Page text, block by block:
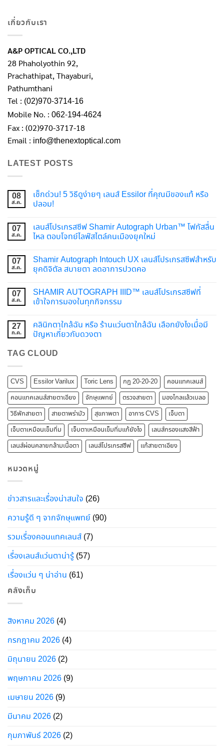
เกี่ยวกับเรา
A&P OPTICAL CO.,LTD
28 Phaholyothin 92,
Prachathipat, Thayaburi,
Pathumthani
Tel : (02)970-3714-16
Mobile No. : 062-194-4624
Fax : (02)970-3717-18
Email : info@thenextoptical.com
LATEST POSTS
08
ส.ค.
เช็กด่วน! 5 วิธีดูง่ายๆ เลนส์ Essilor ที่คุณมีของแท้ หรือ
ปลอม!
07
ส.ค.
เลนส์โปรเกรสซีฟ Shamir Autograph Urban™ โฟกัสลื่น
ไหล ตอบโจทย์ไลฟ์สไตล์คนเมืองยุคใหม่
07
ส.ค.
Shamir Autograph Intouch UX เลนส์โปรเกรสซีฟสำหรับ
ยุคดิจิตัล สบายตา ลดอาการปวดคอ
07
ส.ค.
SHAMIR AUTOGRAPH IIID™ เลนส์โปรเกรสซีฟที่
เข้าใจการมองในทุกกิจกรรม
27
ก.ค.
คลินิกตาใกล้ฉัน หรือ ร้านแว่นตาใกล้ฉัน เลือกยังไงเมื่อมี
ปัญหาเกี่ยวกับดวงตา
TAG CLOUD
CVS Essilor Varilux Toric Lens กฎ 20-20-20
คอนแทคเลนส์
คอนแทคเลนส์สายตาเอียง
จักษุแพทย์ ตรวจสายตา
มองไกลแล้วเบลอ
วิธีพักสายตา
สายตาพร่ามัว สุขภาพตา อาการ CVS
เจ็บตา
เจ็บตาเหมือนเข็มทิ่ม
เจ็บตาเหมือนเข็มทิ่มแก้ยังไง
เลนส์กรองแสงสีฟ้า
เลนส์ผ่อนคลายกล้ามเนื้อตา
เลนส์โปรเกรสซีฟ แก้สายตาเอียง
หมวดหมู่
ข่าวสารและเรื่องน่าสนใจ (26)
ความรู้ดี ๆ จากจักษุแพทย์ (90)
รวมเรื่องคอนแทคเลนส์ (7)
เรื่องเลนส์แว่นตาน่ารู้ (57)
เรื่องแว่น ๆ น่าอ่าน (61)
คลังเก็บ
สิงหาคม 2026 (4)
กรกฎาคม 2026 (4)
มิถุนายน 2026 (2)
พฤษภาคม 2026 (9)
เมษายน 2026 (9)
มีนาคม 2026 (2)
กุมภาพันธ์ 2026 (2)